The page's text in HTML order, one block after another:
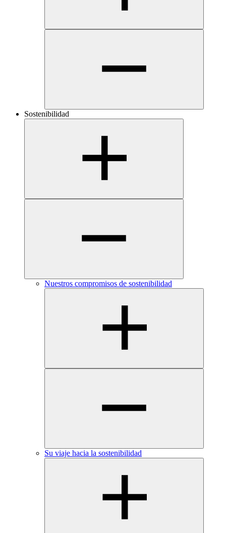
Sostenibilidad
Nuestros compromisos de sostenibilidad
Su viaje hacia la sostenibilidad